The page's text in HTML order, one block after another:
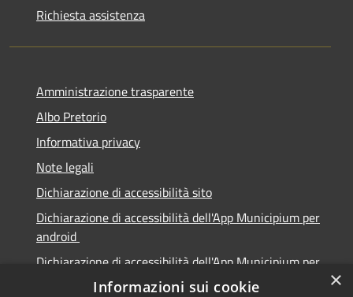
Richiesta assistenza
Amministrazione trasparente
Albo Pretorio
Informativa privacy
Note legali
Dichiarazione di accessibilità sito
Dichiarazione di accessibilità dell'App Municipium per
android
Dichiarazione di accessibilità dell'App Municipium per
×
Informazioni sui cookie